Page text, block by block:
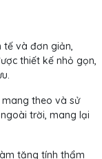
và đơn giản,
thiết kế nhỏ gọn,
theo và sử
trời, mang lại
tăng tính thẩm